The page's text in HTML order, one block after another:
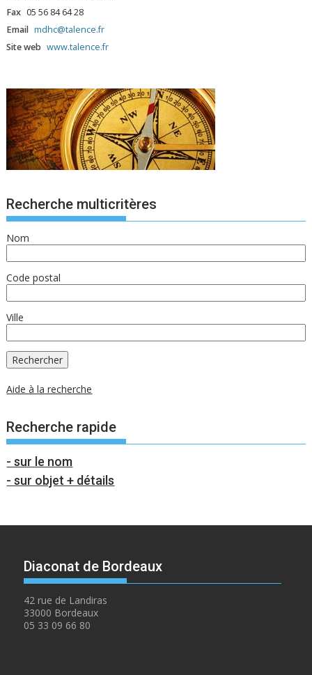
Fax 05 56 84 64 28
Email mdhc@talence.fr
Site web www.talence.fr
Recherche multicritères
Nom
Code postal
Ville
Aide à la recherche
Recherche rapide
- sur le nom
- sur objet + détails
Diaconat de Bordeaux
42 rue de Landiras
33000 Bordeaux
05 33 09 66 80